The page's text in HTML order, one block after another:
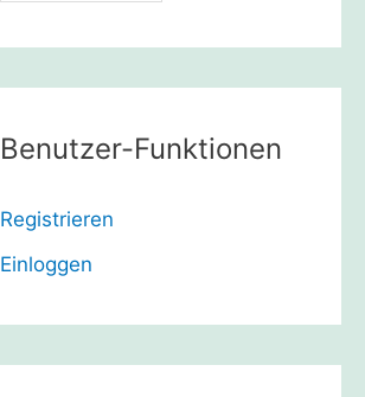
Benutzer-Funktionen
Registrieren
Einloggen